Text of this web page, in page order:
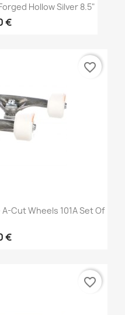
Hollow Silver 8.5"
€
Cut Wheels 101A Set Of
€
favorite_border
favorite_border